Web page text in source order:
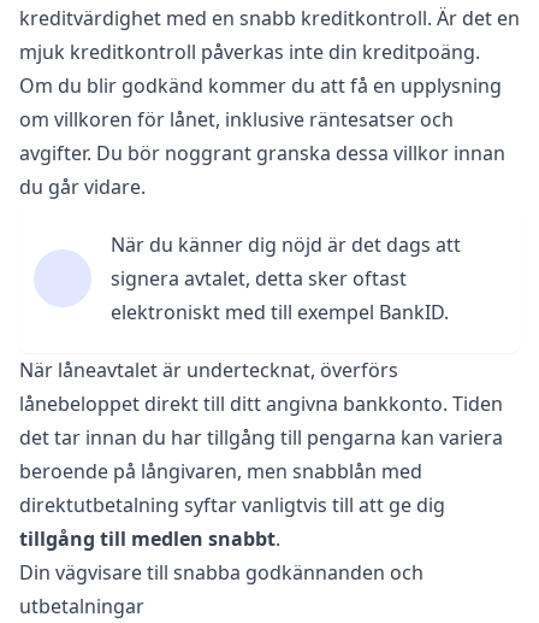
kreditvärdighet med en snabb kreditkontroll. Är det en
mjuk kreditkontroll påverkas inte din kreditpoäng.
Om du blir godkänd kommer du att få en upplysning
om villkoren för lånet, inklusive räntesatser och
avgifter. Du bör noggrant granska dessa villkor innan
du går vidare.
När du känner dig nöjd är det dags att
signera avtalet, detta sker oftast
elektroniskt med till exempel BankID.
När låneavtalet är undertecknat, överförs
lånebeloppet direkt till ditt angivna bankkonto. Tiden
det tar innan du har tillgång till pengarna kan variera
beroende på långivaren, men snabblån med
direktutbetalning syftar vanligtvis till att ge dig
tillgång till medlen snabbt.
Din vägvisare till snabba godkännanden och
utbetalningar